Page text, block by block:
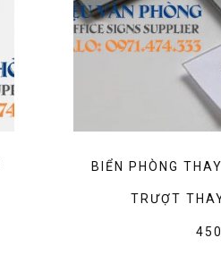
BIỂN PHÒNG
TRƯỢT